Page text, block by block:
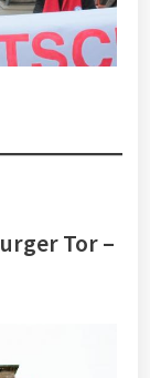
Tor –